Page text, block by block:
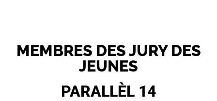
MEMBRES DES JURY DES
JEUNES
PARALLÈL 14